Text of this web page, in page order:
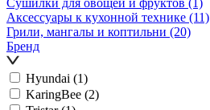
Аксессуары к кухонной технике (11)
Грили, мангалы и коптильни (20)
Бренд
Hyundai (1)
KaringBee (2)